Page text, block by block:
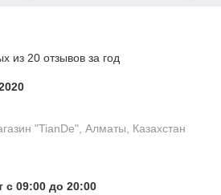
из 20 отзывов за год
"TianDe", Алматы, Казахстан
с 09:00 до 20:00